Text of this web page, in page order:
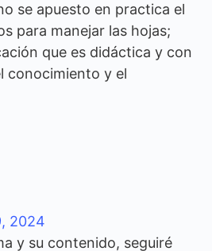
se apuesto en practica el
para manejar las hojas;
que es didáctica y con
conocimiento y el
2024
y su contenido, seguiré